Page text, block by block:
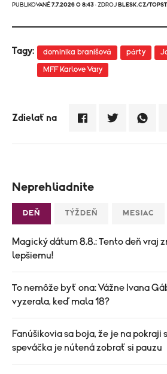
PUBLIKOVANÉ 7.7.2026 O 8:43 · ZDROJ BLESK.CZ/
Tagy: dominika branišová párty
MFF Karlove Vary
Zdielať na
Neprehliadnite
DEŇ TÝŽDEŇ MESIAC
Magický dátum 8.8.: Tento deň vraj
lepšiemu!
To nemôže byť ona: Vážne Ivana
vyzerala, keď mala 18?
Fanúšikovia sa boja, že je na pokraji
speváčka je nútená zobrať si pauzu